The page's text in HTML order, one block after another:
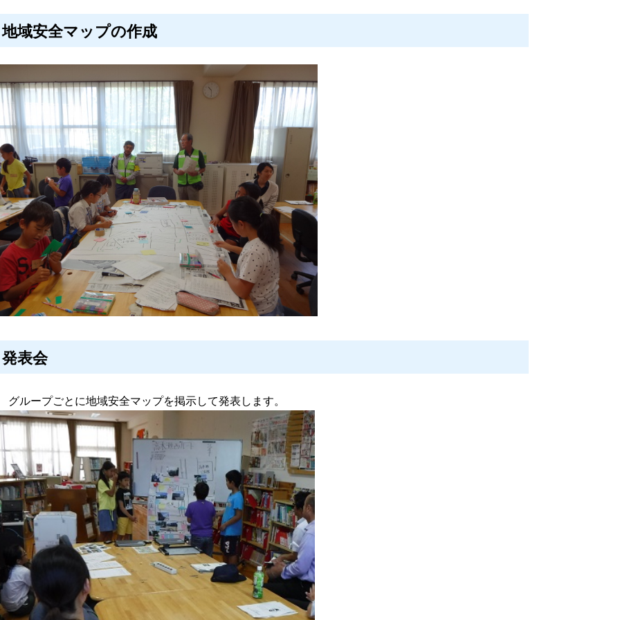
域安全マップの作成
表会
プごとに地域安全マップを掲示して発表します。